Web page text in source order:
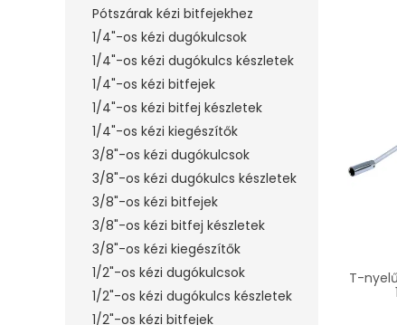
Pótszárak kézi bitfejekhez
1/4"-os kézi dugókulcsok
1/4"-os kézi dugókulcs készletek
1/4"-os kézi bitfejek
1/4"-os kézi bitfej készletek
1/4"-os kézi kiegészítők
3/8"-os kézi dugókulcsok
3/8"-os kézi dugókulcs készletek
3/8"-os kézi bitfejek
3/8"-os kézi bitfej készletek
3/8"-os kézi kiegészítők
1/2"-os kézi dugókulcsok
1/2"-os kézi dugókulcs készletek
1/2"-os kézi bitfejek
T-